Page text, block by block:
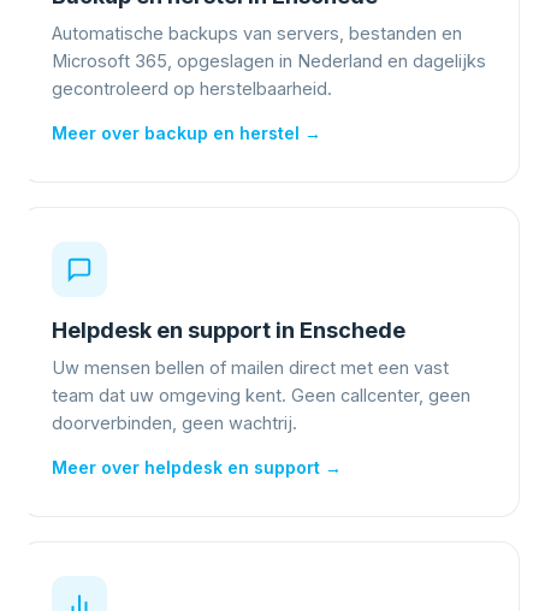
Automatische backups van servers, bestanden en
Microsoft 365, opgeslagen in Nederland en dagelijks
gecontroleerd op herstelbaarheid.
Meer over backup en herstel →
Helpdesk en support in Enschede
Uw mensen bellen of mailen direct met een vast
team dat uw omgeving kent. Geen callcenter, geen
doorverbinden, geen wachtrij.
Meer over helpdesk en support →